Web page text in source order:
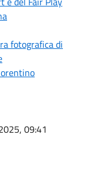
fotografica di
09:41